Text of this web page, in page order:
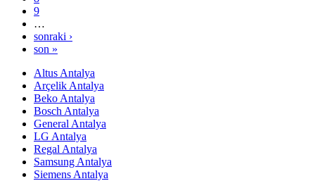
9
…
sonraki ›
son »
Altus Antalya
Arçelik Antalya
Beko Antalya
Bosch Antalya
General Antalya
LG Antalya
Regal Antalya
Samsung Antalya
Siemens Antalya